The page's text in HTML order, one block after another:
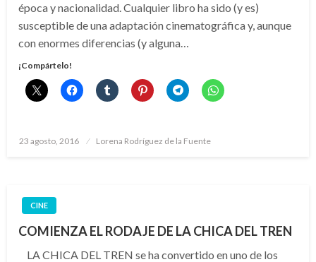
época y nacionalidad. Cualquier libro ha sido (y es)
susceptible de una adaptación cinematográfica y, aunque
con enormes diferencias (y alguna…
¡Compártelo!
Publicado
23 agosto, 2016 Lorena Rodríguez de la Fuente
CINE
COMIENZA EL RODAJE DE LA CHICA DEL TREN
LA CHICA DEL TREN se ha convertido en uno de los